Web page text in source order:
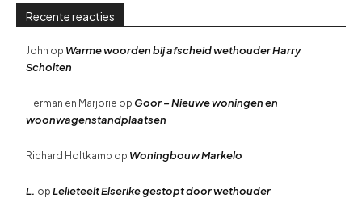
Recente reacties
John op Warme woorden bij afscheid wethouder Harry
Scholten
Herman en Marjorie op Goor – Nieuwe woningen en
woonwagenstandplaatsen
Richard Holtkamp op Woningbouw Markelo
L. op Lelieteelt Elserike gestopt door wethouder